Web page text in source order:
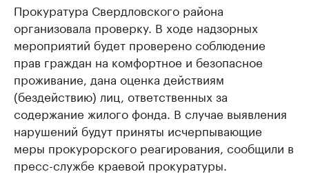
Прокуратура Свердловского района
организовала проверку. В ходе надзорных
мероприятий будет проверено соблюдение
прав граждан на комфортное и безопасное
проживание, дана оценка действиям
(бездействию) лиц, ответственных за
содержание жилого фонда. В случае выявления
нарушений будут приняты исчерпывающие
меры прокурорского реагирования, сообщили в
пресс-службе краевой прокуратуры.